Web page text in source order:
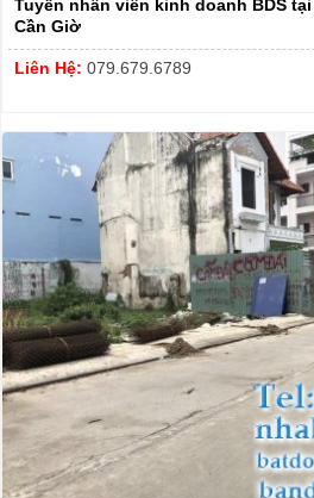
Tuyển nhân viên kinh doanh BDS
Cần Giờ
Liên Hệ: 079.679.6789